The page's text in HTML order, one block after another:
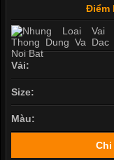
Điểm
Vải:
Size:
Màu:
Chi